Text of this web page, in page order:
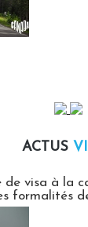
ACTUS
de visa à la
formalités